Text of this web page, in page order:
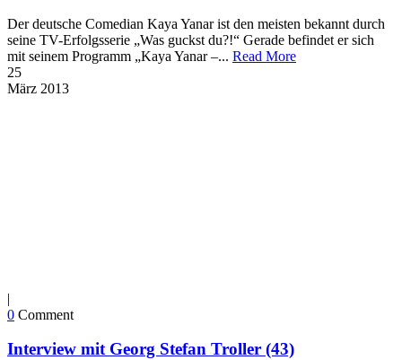
Der deutsche Comedian Kaya Yanar ist den meisten bekannt durch
seine TV-Erfolgsserie „Was guckst du?!“ Gerade befindet er sich
mit seinem Programm „Kaya Yanar –... Read More
25
März 2013
|
0 Comment
Interview mit Georg Stefan Troller (43)